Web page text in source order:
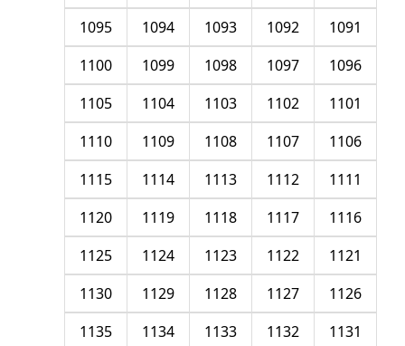
1091
1092
1093
1094
1095
1096
1097
1098
1099
1100
1101
1102
1103
1104
1105
1106
1107
1108
1109
1110
1111
1112
1113
1114
1115
1116
1117
1118
1119
1120
1121
1122
1123
1124
1125
1126
1127
1128
1129
1130
1131
1132
1133
1134
1135